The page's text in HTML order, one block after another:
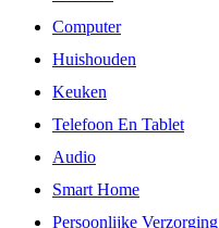
Computer
Huishouden
Keuken
Telefoon En Tablet
Audio
Smart Home
Persoonlijke Verzorging